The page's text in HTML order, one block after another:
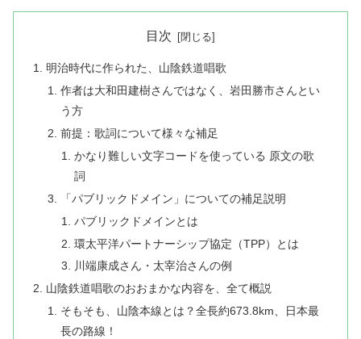
目次
明治時代に作られた、山陰鉄道唱歌
作者は大和田建樹さんではなく、岩田勝市さんとい
う方
前提：歌詞について様々な補足
かなり難しい文字コードを使っている 原文の歌
詞
「パブリックドメイン」についての補足説明
パブリックドメインとは
環太平洋パートナーシップ協定（TPP）とは
川端康成さん・太宰治さんの例
山陰鉄道唱歌のおおまかな内容を、全て概説
そもそも、山陰本線とは？全長約673.8km、日本最
長の路線！